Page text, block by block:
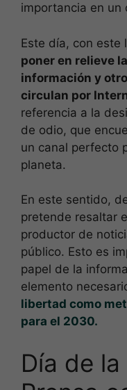
importancia en un
Este día, con este
poner en relieve
información y
circulan por
referencia a la
de odio, que
un canal perfecto
planeta.
En este sentido,
pretende resaltar
productor de
público. Esto es
papel de la
elemento
libertad como
para el 2030.
Día de